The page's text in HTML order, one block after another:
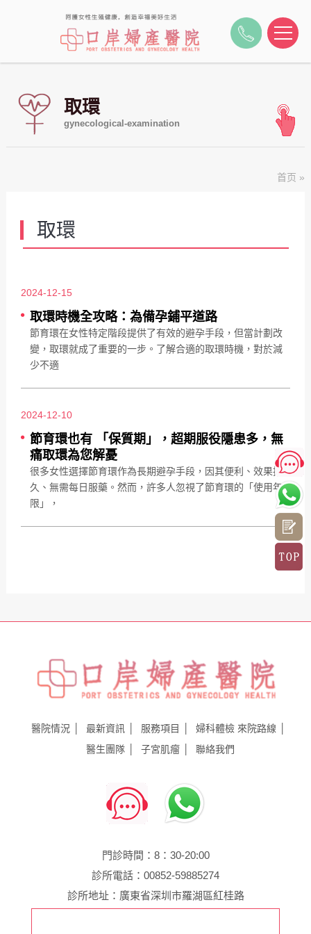
取環
gynecological-examination
首页 »
取環
2024-12-15
取環時機全攻略：為備孕鋪平道路
節育環在女性特定階段提供了有效的避孕手段，但當計劃改
變，取環就成了重要的一步。了解合適的取環時機，對於減
少不適
2024-12-10
​節育環也有 「保質期」，超期服役隱患多，無
痛取環為您解憂
很多女性選擇節育環作為長期避孕手段，因其便利、效果持
久、無需每日服藥。然而，許多人忽視了節育環的「使用年
限」，
醫院情況 最新資訊 服務項目 婦科體檢 來院路線
醫生團隊
子宮肌瘤 聯絡我們
門診時間：8：30-20:00
診所電話：00852-59885274
診所地址：廣東省深圳市羅湖區紅桂路